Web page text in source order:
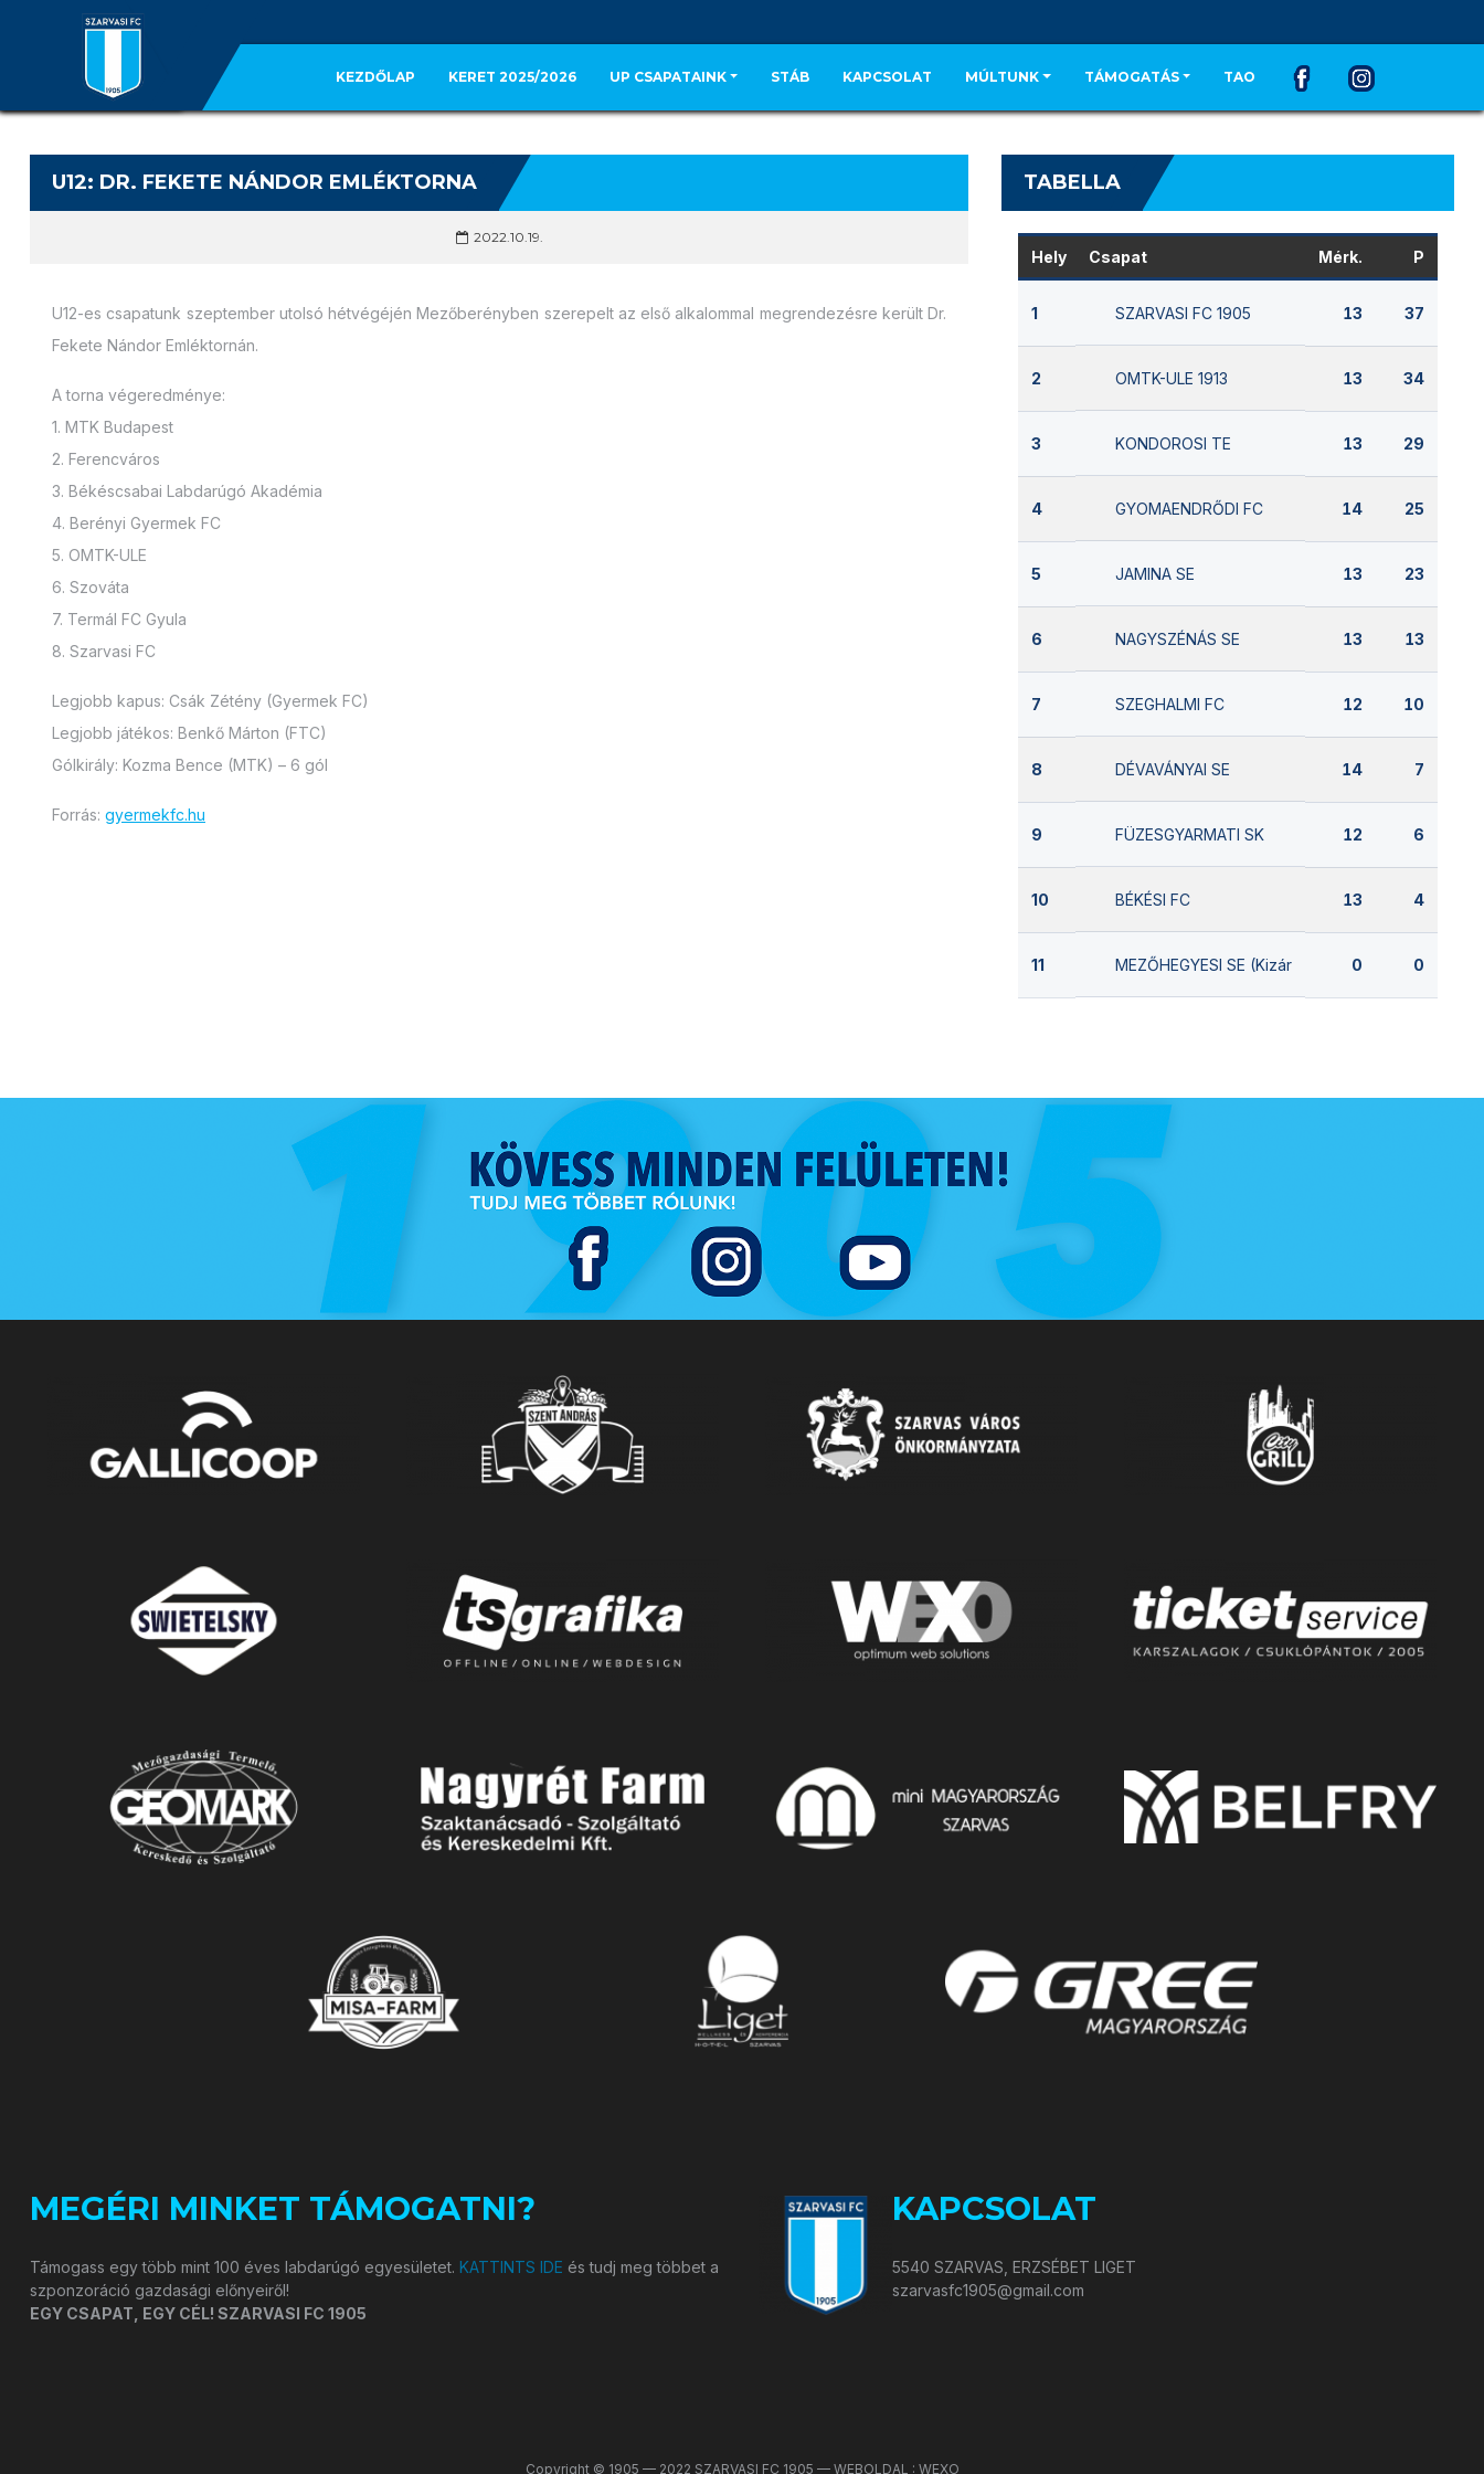
KEZDŐLAP KERET 2025/2026 UP CSAPATAINK STÁB KAPCSOLAT MÚLTUNK TÁMOGATÁS TAO
U12: DR. FEKETE NÁNDOR EMLÉKTORNA
2022.10.19.
U12-es csapatunk szeptember utolsó hétvégéjén Mezőberényben szerepelt az első alkalommal megrendezésre került Dr.
Fekete Nándor Emléktornán.
A torna végeredménye:
1. MTK Budapest
2. Ferencváros
3. Békéscsabai Labdarúgó Akadémia
4. Berényi Gyermek FC
5. OMTK-ULE
6. Szováta
7. Termál FC Gyula
8. Szarvasi FC
Legjobb kapus: Csák Zétény (Gyermek FC)
Legjobb játékos: Benkő Márton (FTC)
Gólkirály: Kozma Bence (MTK) – 6 gól
Forrás: gyermekfc.hu
TABELLA
Hely Csapat Mérk. P
1 SZARVASI FC 1905 13 37
2 OMTK-ULE 1913 13 34
3 KONDOROSI TE 13 29
4 GYOMAENDRŐDI FC 14 25
5 JAMINA SE 13 23
6 NAGYSZÉNÁS SE 13 13
7 SZEGHALMI FC 12 10
8 DÉVAVÁNYAI SE 14 7
9 FÜZESGYARMATI SK 12 6
10 BÉKÉSI FC 13 4
11 MEZŐHEGYESI SE (Kizárva) 0 0
MEGÉRI MINKET TÁMOGATNI?
Támogass egy több mint 100 éves labdarúgó egyesületet. KATTINTS IDE és tudj meg többet a
szponzoráció gazdasági előnyeiről!
EGY CSAPAT, EGY CÉL! SZARVASI FC 1905
KAPCSOLAT
5540 SZARVAS, ERZSÉBET LIGET
szarvasfc1905@gmail.com
Copyright © 1905 — 2022 SZARVASI FC 1905 — WEBOLDAL : WEXO